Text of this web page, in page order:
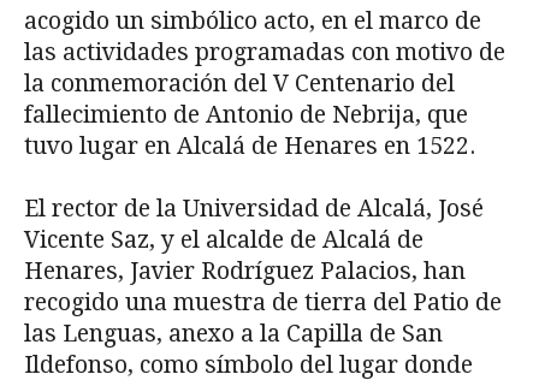
acogido un simbólico acto, en el marco de
las actividades programadas con motivo de
la conmemoración del V Centenario del
fallecimiento de Antonio de Nebrija, que
tuvo lugar en Alcalá de Henares en 1522.
El rector de la Universidad de Alcalá, José
Vicente Saz, y el alcalde de Alcalá de
Henares, Javier Rodríguez Palacios, han
recogido una muestra de tierra del Patio de
las Lenguas, anexo a la Capilla de San
Ildefonso, como símbolo del lugar donde